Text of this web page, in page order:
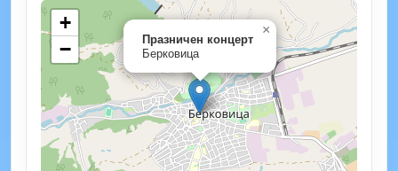
Празничен концерт
Берковица
×
+
−